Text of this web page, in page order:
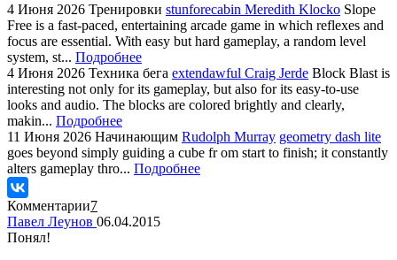
4 Июня 2026 Тренировки stunforecabin Meredith Klocko Slope
Free is a fast-paced, entertaining arcade game in which reflexes and
focus are essential. With easy but hard gameplay, a random level
system, st... Подробнее
4 Июня 2026 Техника бега extendawful Craig Jerde Block Blast is
interesting not only for its gameplay, but also for its easy-to-use
looks and audio. The blocks are colored brightly and clearly,
makin... Подробнее
11 Июня 2026 Начинающим Rudolph Murray geometry dash lite
goes beyond simply guiding a cube fr om start to finish; it constantly
alters gameplay thro... Подробнее
Комментарии7
Павел Леунов 06.04.2015
Понял!